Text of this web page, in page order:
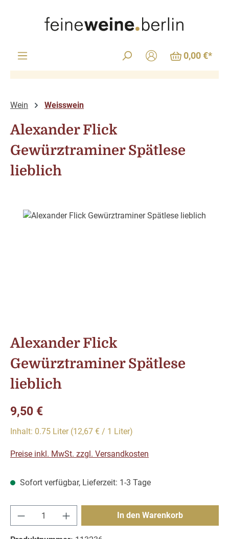
0,00 €*
Wein Weisswein
Alexander Flick
Gewürztraminer Spätlese
lieblich
Bildergalerie überspringen
Alexander Flick
Gewürztraminer Spätlese
lieblich
Regulärer Preis:
9,50 €
Inhalt: 0.75 Liter (12,67 € / 1 Liter)
Preise inkl. MwSt. zzgl. Versandkosten
Sofort verfügbar, Lieferzeit: 1-3 Tage
Produkt Anzahl: Gib den gewünschten
In den Warenkorb